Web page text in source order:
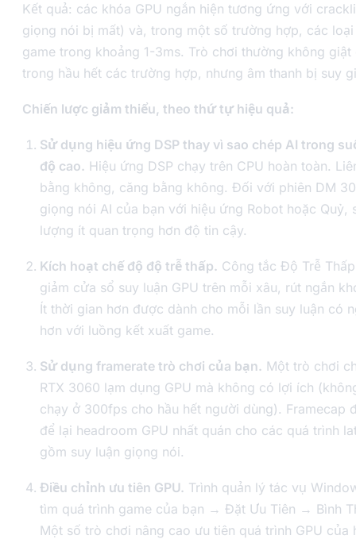
Kết quả: các khóa GPU ngắn hiện tương ứng với
giọng nói bị mất) và, trong một số trường hợp, các
game trong khoảng 1-3ms. Trò chơi thường không giật
trong hầu hết các trường hợp, nhưng âm thanh bị suy
Chiến lược giảm thiểu, theo thứ tự hiệu quả:
Sử dụng hiệu ứng DSP thay vì sao chép AI trong
độ cao. Hiệu ứng DSP chạy trên CPU hoàn toàn.
bằng không, căng bằng không. Đối với phiên DM
giọng nói AI của bạn với hiệu ứng Robot hoặc Quỷ,
lượng ít quan trọng hơn độ tin cậy.
Kích hoạt chế độ độ trễ thấp. Công tắc Độ Trễ
giảm cửa sổ suy luận GPU trên mỗi xâu, rút ngắn
Ít thời gian hơn được dành cho mỗi lần suy luận có
hơn với luồng kết xuất game.
Sử dụng framerate trò chơi của bạn. Một trò chơi
RTX 3060 lạm dụng GPU mà không có lợi ích
chạy ở 300fps cho hầu hết người dùng). Framecap
để lại headroom GPU nhất quán cho các quá trình
gồm suy luận giọng nói.
Điều chỉnh ưu tiên GPU. Trình quản lý tác vụ
tìm quá trình game của bạn → Đặt Ưu Tiên → Bình
Một số trò chơi nâng cao ưu tiên quá trình GPU của